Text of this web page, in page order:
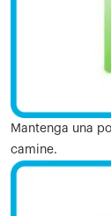
Mantenga una
camine.